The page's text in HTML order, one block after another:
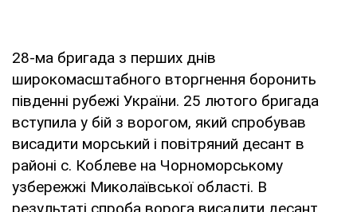
28-ма бригада з перших днів
широкомасштабного вторгнення боронить
південні рубежі України. 25 лютого бригада
вступила у бій з ворогом, який спробував
висадити морський і повітряний десант в
районі с. Коблеве на Чорноморському
узбережжі Миколаївської області. В
результаті спроба ворога висадити десант